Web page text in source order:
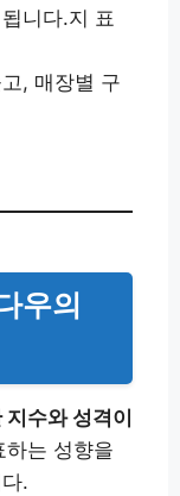
니다.지 표
, 매장별 구
우의
지수와 성격이
하는 성향을
.